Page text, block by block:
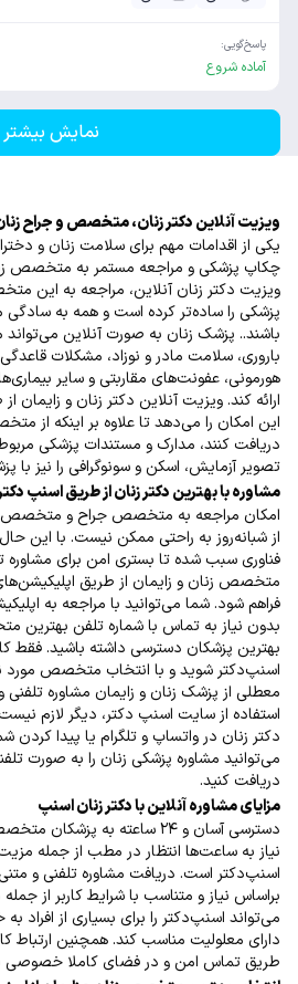
پاسخ‌گویی:
آماده شروع
نمایش بیشتر
ویزیت آنلاین دکتر زنان، متخصص و جراح زنان
یکی از اقدامات مهم برای سلامت زنان و
چکاپ پزشکی و مراجعه مستمر به متخصص
ویزیت دکتر زنان آنلاین، مراجعه به این
پزشکی را ساده‌تر کرده است و همه به سادگی
باشند.. پزشک زنان به صورت آنلاین
باروری، سلامت مادر و نوزاد، مشکلات قاعدگی
هورمونی، عفونت‌های مقاربتی و سایر
ارائه کند. ویزیت آنلاین دکتر زنان و زایمان
این امکان را می‌دهد تا علاوه بر اینکه از
دریافت کنند، مدارک و مستندات پزشکی
تصویر آزمایش، اسکن و سونوگرافی را نیز با
مشاوره با بهترین دکتر زنان از طریق اسنپ
امکان مراجعه به متخصص جراح و متخصص
از شبانه‌روز به راحتی ممکن نیست. با این
فناوری سبب شده تا بستری امن برای
متخصص زنان و زایمان از طریق
فراهم شود. شما می‌توانید با مراجعه به
بدون نیاز به تماس با شماره تلفن بهترین
بهترین پزشکان دسترسی داشته باشید. فقط
اسنپ‌دکتر شوید و با انتخاب متخصص مورد
معطلی از پزشک زنان و زایمان مشاوره تلفنی
استفاده از سایت اسنپ دکتر، دیگر لازم
دکتر زنان در واتساپ و تلگرام یا پیدا کردن
می‌توانید مشاوره پزشکی زنان را به صورت
دریافت کنید.
مزایای مشاوره آنلاین با دکتر زنان اسنپ
دسترسی آسان و ۲۴ساعته به پزشکان
نیاز به ساعت‌ها انتظار در مطب از جمله
اسنپ‌دکتر است. دریافت مشاوره تلفنی و
بر‌اساس نیاز و متناسب با شرایط کاربر از
می‌تواند اسنپ‌دکتر را برای بسیاری از افراد
دارای معلولیت مناسب کند. همچنین ارتباط
طریق تماس امن و در فضای کاملا خصوصی